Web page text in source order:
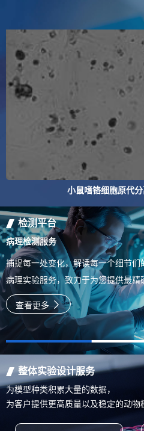
小鼠嗜铬细胞原代
检测平台
病理检测服务
捕捉每一处变化，解读每一个细节们
病理实验服务，致力于为您提供最精
查看更多
整体实验设计服务
为模型种类积累大量的数据，
为客户提供更高质量以及稳定的动物